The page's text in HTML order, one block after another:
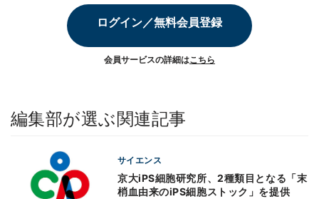
ログイン／無料会員登録
会員サービスの詳細はこちら
編集部が選ぶ関連記事
サイエンス
京大iPS細胞研究所、2種類目となる「末
梢血由来のiPS細胞ストック」を提供